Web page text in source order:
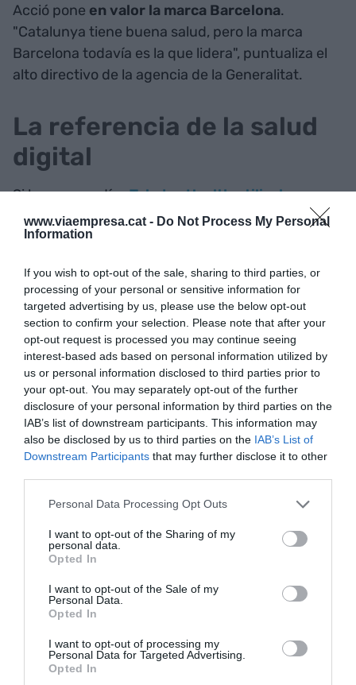
www.viaempresa.cat - Do Not Process My Personal
Information
If you wish to opt-out of the sale, sharing to third parties, or
processing of your personal or sensitive information for
targeted advertising by us, please use the below opt-out
section to confirm your selection. Please note that after your
opt-out request is processed you may continue seeing
interest-based ads based on personal information utilized by
us or personal information disclosed to third parties prior to
your opt-out. You may separately opt-out of the further
disclosure of your personal information by third parties on the
IAB’s list of downstream participants. This information may
also be disclosed by us to third parties on the IAB’s List of
Downstream Participants that may further disclose it to other
Personal Data Processing Opt Outs
I want to opt-out of the Sharing of my
personal data.
Opted In
I want to opt-out of the Sale of my
Personal Data.
Opted In
I want to opt-out of processing my
Personal Data for Targeted Advertising.
Opted In
Acció pone en valor la marca Barcelona.
"Catalunya tiene buena salud, pero la marca
Barcelona todavía es la que lidera", puntualiza el
alto directivo de la agencia de la Generalitat.
La referencia de la salud
digital
Si hace unos díasTeladoc Health utilizaba su
sede de Barcelonapara presentar las últimas
novedades en teleasistencia, el 4YFN, con la
quedado atrás a la hora de posicionar nuevos
proyectos de este ámbito.Clarity
Stethoscopeaparece para mejorar los
problemas de respiración.
La tecnología desarrollada por esta startup puede
transformar un teléfono móvil en un estetoscopio
que ayuda las personas con dolencias crónicas en
sus domicilios. "Esta es la principal finalidad del
proyecto", apuntaAlba Muñoz, enfermera y
representante de la empresa.
Nacida en 2020 entre Terrassa y Sant Cugat del
Vallès, Clarity ya ha pasado la etapa de validación
de producto con inteligencia artificial y su
próximo objetivo es aterrizar en el mercado,
Barcelona Activa en el Mobile se vehicula a través
de la Oficina de Atención a las Empresas.